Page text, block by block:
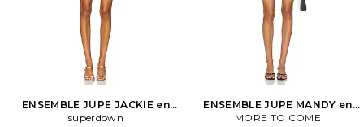
ENSEMBLE JUPE JACKIE en
Noir
superdown
ENSEMBLE JUPE MANDY en
Blanc,Noir
MORE TO COME